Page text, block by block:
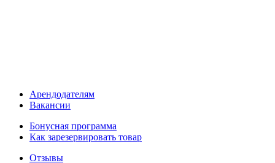
Арендодателям
Вакансии
Бонусная программа
Как зарезервировать товар
Отзывы